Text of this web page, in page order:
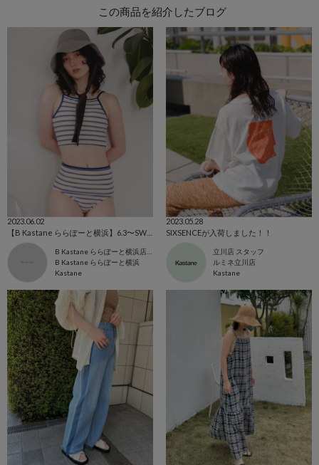
この商品を紹介したブログ
2023.06.02
B Kastane ららぽーと横浜店 スタッフ
B Kastane ららぽーと横浜
Kastane
2023.05.28
SIXSENCEが入荷しました！！
立川店 スタッフ
ルミネ立川店
Kastane